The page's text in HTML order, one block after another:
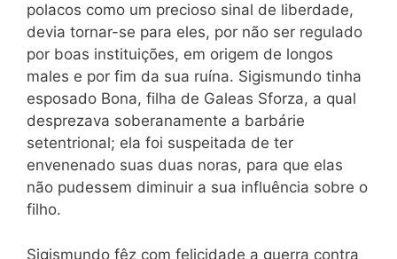
polacos como um precioso sinal de liberdade,
devia tornar-se para eles, por não ser regulado
por boas instituições, em origem de longos
males e por fim da sua ruína. Sigismundo tinha
esposado Bona, filha de Galeas Sforza, a qual
desprezava soberanamente a barbárie
setentrional; ela foi suspeitada de ter
envenenado suas duas noras, para que elas
não pudessem diminuir a sua influência sobre o
filho.
Sigismundo fêz com felicidade a guerra contra